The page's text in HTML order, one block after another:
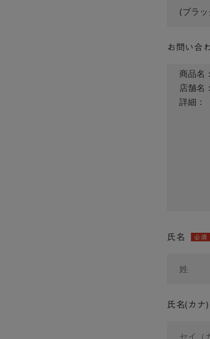
お問い合
氏名 必須
氏名(カナ)